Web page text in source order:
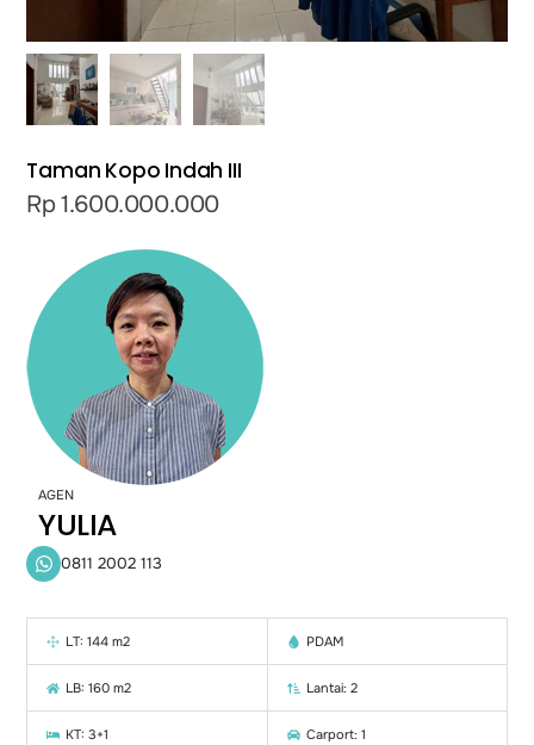
Taman Kopo Indah III
Rp 1.600.000.000
AGEN
YULIA
0811 2002 113
LT: 144 m2
LB: 160 m2
KT: 3+1
PDAM
Lantai: 2
Carport: 1